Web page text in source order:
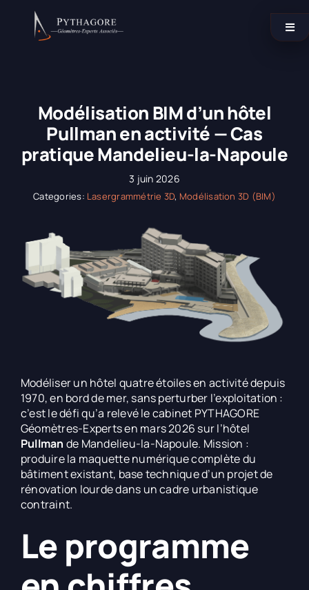
contenu
Nos agences
Modélisation BIM d’un hôtel
Pullman en activité — Cas
pratique Mandelieu-la-Napoule
3 juin 2026
Categories: Lasergrammétrie 3D, Modélisation 3D (BIM)
Modéliser un hôtel quatre étoiles en activité depuis
1970, en bord de mer, sans perturber l’exploitation :
c’est le défi qu’a relevé le cabinet PYTHAGORE
Géomètres-Experts en mars 2026 sur l’hôtel
Pullman de Mandelieu-la-Napoule. Mission :
produire la maquette numérique complète du
bâtiment existant, base technique d’un projet de
rénovation lourde dans un cadre urbanistique
contraint.
Le programme